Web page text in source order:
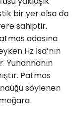
bir yer olsa da
sahiptir.
adasına
Hz İsa’nın
Yuhannanın
Patmos
söylenen